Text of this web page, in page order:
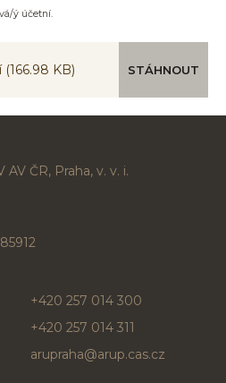
ý účetní.
(166.98 KB) STÁHNOUT
AV ČR, Praha, v. v. i.
+420 257 014 300
+420 257 014 311
arupraha@arup.cas.cz